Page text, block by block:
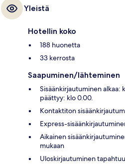
Yleistä
Hotellin koko
188 huonetta
33 kerrosta
Saapuminen/lähteminen
Sisäänkirjautuminen alkaa:
päättyy: klo 0.00.
Kontaktiton
Express-
Aikainen
mukaan
Uloskirjautuminen